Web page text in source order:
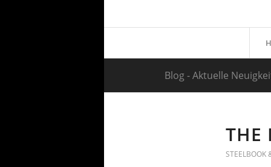
Blog - Aktuelle
THE
STEELBOOK